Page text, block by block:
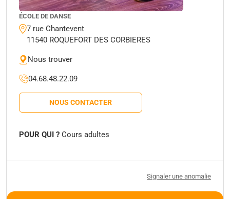
ÉCOLE DE DANSE
7 rue Chantevent
11540 ROQUEFORT DES CORBIERES
Nous trouver
04.68.48.22.09
NOUS CONTACTER
POUR QUI ? Cours adultes
Signaler une anomalie